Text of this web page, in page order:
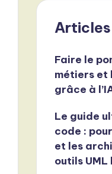
Faire le
métiers et
grâce à
Le guide
code :
et les
outils